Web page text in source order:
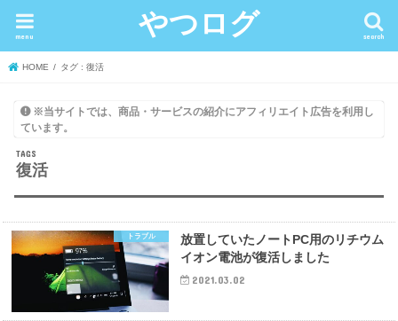
やつログ search
menu
HOME タグ : 復活
※当サイトでは、商品・サービスの紹介にアフィリエイト広告を利用し
ています。
復活
トラブル
放置していたノートPC用のリチウム
イオン電池が復活しました
2021.03.02